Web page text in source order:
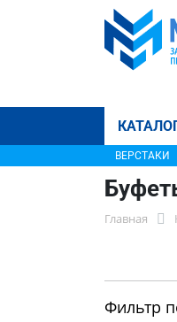
ВЕРСТАКИ
Главная
Фильтр